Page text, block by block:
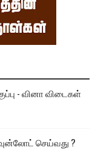
- வினா விடைகள்
செய்வது ?